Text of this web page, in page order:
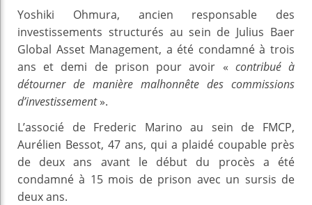
Yoshiki Ohmura, ancien responsable des
investissements structurés au sein de Julius Baer
Global Asset Management, a été condamné à trois
ans et demi de prison pour avoir « contribué à
détourner de manière malhonnête des commissions
d’investissement».
L’associé de Frederic Marino au sein de FMCP,
Aurélien Bessot, 47 ans, qui a plaidé coupable près
de deux ans avant le début du procès a été
condamné à 15 mois de prison avec un sursis de
deux ans.